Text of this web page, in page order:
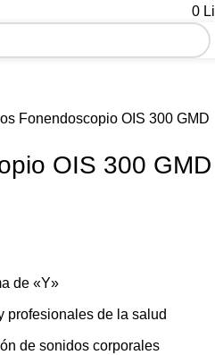
0
Fonendoscopio OIS 300 GMD
OIS 300 GMD
de «Y»
profesionales de la salud
de sonidos corporales